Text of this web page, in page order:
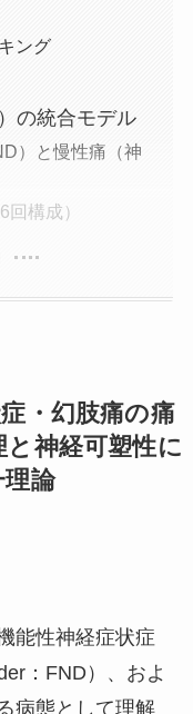
ング
の統合モデル
）と慢性痛（神
構成）
・幻肢痛の痛
神経可塑性に
論
能性神経症状症
：FND）、およ
病態として理解